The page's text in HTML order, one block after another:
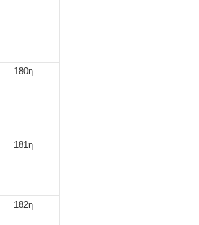
180η
181η
182η